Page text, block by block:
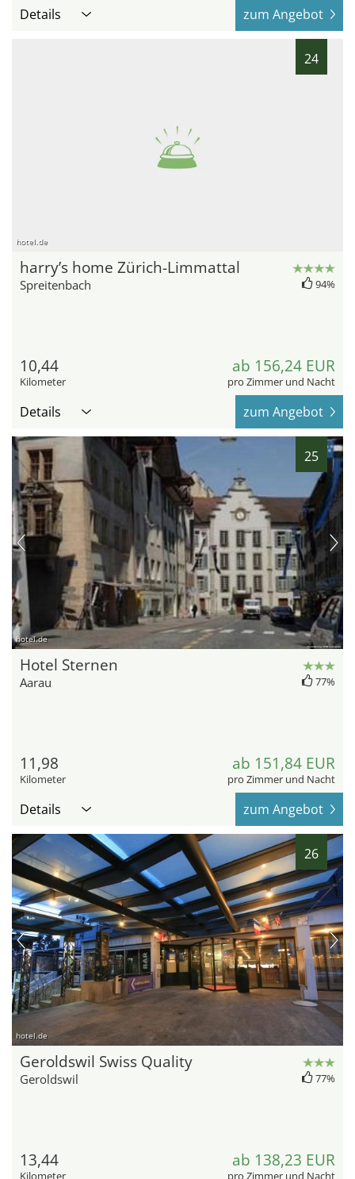
Details zum Angebot
24
hotel.de
harry’s home Zürich-Limmattal
Spreitenbach 94%
10,44
Kilometer
ab 156,24 EUR
pro Zimmer und Nacht
Details zum Angebot
25
hotel.de
Hotel Sternen
Aarau 77%
11,98
Kilometer
ab 151,84 EUR
pro Zimmer und Nacht
Details zum Angebot
26
hotel.de
Geroldswil Swiss Quality
Geroldswil 77%
13,44 ab 138,23 EUR